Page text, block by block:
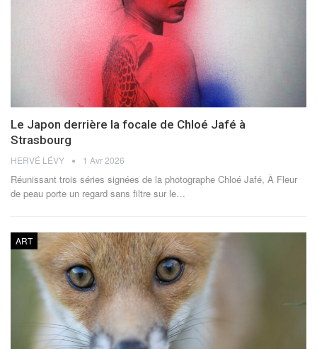
Le Japon derrière la focale de Chloé Jafé à
Strasbourg
HERVÉ LÉVY 1 Avr 2026
Réunissant trois séries signées de la photographe Chloé Jafé, À Fleur
de peau porte un regard sans filtre sur le…
ART